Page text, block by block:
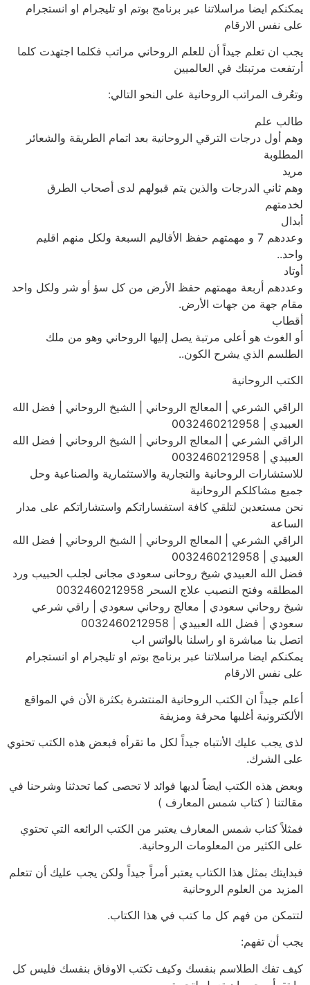
يمكنكم ايضا مراسلاتنا عبر برنامج بوتم او تليجرام او انستجرام
على نفس الارقام
يجب ان تعلم جيداً أن للعلم الروحاني مراتب فكلما اجتهدت كلما
أرتفعت مرتبتك في العالميين
وتعُرف المراتب الروحانية على النحو التالي:
طالب علم
وهم أول درجات الترقي الروحانية بعد اتمام الطريقة والشعائر
المطلوبة
مريد
وهم ثاني الدرجات والذين يتم قبولهم لدى أصحاب الطرق
لخدمتهم
أبدال
وعددهم 7 و مهمتهم حفظ الأقاليم السبعة ولكل منهم اقليم
واحد..
أوتاد
وعددهم أربعة مهمتهم حفظ الأرض من كل سؤ أو شر ولكل واحد
مقام جهة من جهات الأرض.
أقطاب
أو الغوث هو أعلى مرتبة يصل إليها الروحاني وهو من ملك
الطلسم الذي يشرح الكون..
الكتب الروحانية
الراقي الشرعي | المعالج الروحاني | الشيخ الروحاني | فضل الله
العبيدي | 0032460212958
الراقي الشرعي | المعالج الروحاني | الشيخ الروحاني | فضل الله
العبيدي | 0032460212958
للاستشارات الروحانية والتجارية والاستثمارية والصناعية وحل
جميع مشاكلكم الروحانية
نحن مستعدين لتلقي كافة استفساراتكم واستشاراتكم على مدار
الساعة
الراقي الشرعي | المعالج الروحاني | الشيخ الروحاني | فضل الله
العبيدي | 0032460212958
فضل الله العبيدي شيخ روحانى سعودى مجانى لجلب الحبيب ورد
المطلقه وفتح النصيب علاج السحر 0032460212958
شيخ روحاني سعودي | معالج روحاني سعودي | راقي شرعي
سعودي | فضل الله العبيدي | 0032460212958
اتصل بنا مباشرة او راسلنا بالواتس اب
يمكنكم ايضا مراسلاتنا عبر برنامج بوتم او تليجرام او انستجرام
على نفس الارقام
أعلم جيداً ان الكتب الروحانية المنتشرة بكثرة الأن في المواقع
الألكترونية أغلبها محرفة ومزيفة
لذى يجب عليك الأنتباه جيداً لكل ما تقرأه فبعض هذه الكتب تحتوي
على الشرك.
وبعض هذه الكتب ايضاً لديها فوائد لا تحصى كما تحدثنا وشرحنا في
مقالتنا ( كتاب شمس المعارف )
فمثلاً كتاب شمس المعارف يعتبر من الكتب الرائعه التي تحتوي
على الكثير من المعلومات الروحانية.
فبدايتك بمثل هذا الكتاب يعتبر أمراً جيداً ولكن يجب عليك أن تتعلم
المزيد من العلوم الروحانية
لتتمكن من فهم كل ما كتب في هذا الكتاب.
يجب أن تفهم:
كيف تفك الطلاسم بنفسك وكيف تكتب الاوفاق بنفسك فليس كل